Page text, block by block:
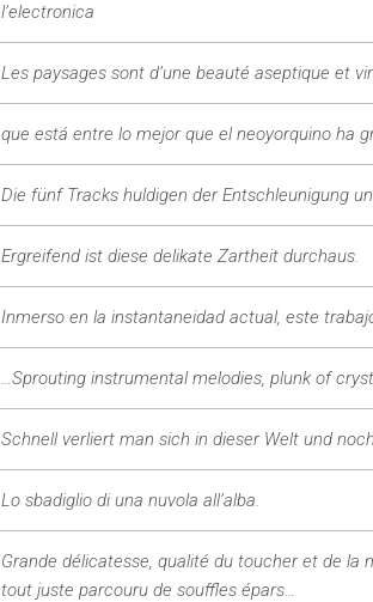
l’electronica
Les paysages sont d’une beauté aseptique et
que está entre lo mejor que el neoyorquino ha
Die fünf Tracks huldigen der Entschleunigung
Ergreifend ist diese delikate Zartheit durchaus.
Inmerso en la instantaneidad actual, este
…Sprouting instrumental melodies, plunk of
Schnell verliert man sich in dieser Welt und
Lo sbadiglio di una nuvola all’alba.
Grande délicatesse, qualité du toucher et de la
tout juste parcouru de souffles épars…